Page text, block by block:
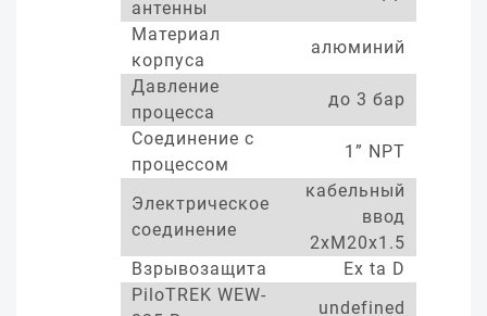
антенны
Материал
корпуса
алюминий
Давление
процесса
до 3 бар
Соединение с
процессом
1” NPT
Электрическое
соединение
кабельный
ввод
2xM20x1.5
Взрывозащита
Ex ta D
PiloTREK WEW-
undefined